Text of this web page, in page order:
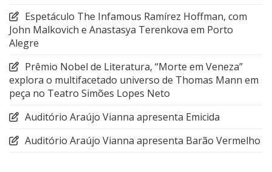
Espetáculo The Infamous Ramírez Hoffman, com
John Malkovich e Anastasya Terenkova em Porto
Alegre
Prêmio Nobel de Literatura, “Morte em Veneza”
explora o multifacetado universo de Thomas Mann em
peça no Teatro Simões Lopes Neto
Auditório Araújo Vianna apresenta Emicida
Auditório Araújo Vianna apresenta Barão Vermelho